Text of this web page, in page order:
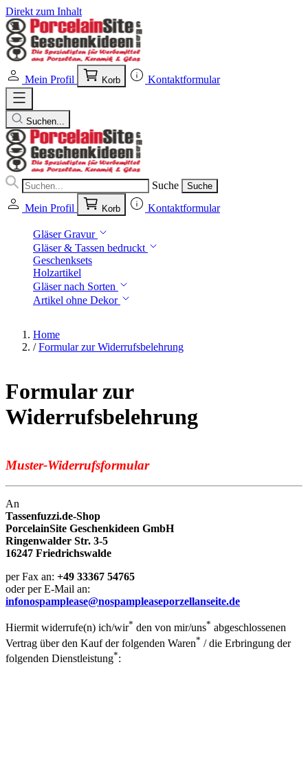
Direkt zum Inhalt
Mein Profil Korb Kontaktformular
Suchen...
Suche Suche
Mein Profil Korb Kontaktformular
Gläser Gravur
Gläser & Tassen bedruckt
Geschenksets
Holzartikel
Gläser nach Sorten
Artikel ohne Dekor
Home
/ Formular zur Widerrufsbelehrung
Formular zur
Widerrufsbelehrung
Muster-Widerrufsformular
An
Tassenfuzzi.de-Shop
PorcelainSite Geschenkideen GmbH
Ringenwalder Str. 3-5
16247 Friedrichswalde
per Fax an: +49 33367 54765
oder per E-Mail an:
infonospamplease@nospampleaseporzellanseite.de
Hiermit widerrufe(n) ich/wir* den von mir/uns* abgeschlossenen
Vertrag über den Kauf der folgenden Waren* / die Erbringung der
folgenden Dienstleistung*: